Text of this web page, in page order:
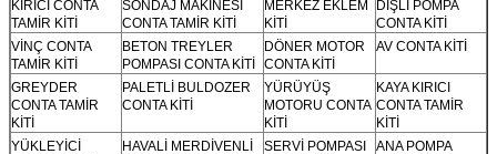
KIRICI CONTA
TAMİR KİTİ
SONDAJ MAKİNESİ
CONTA TAMİR KİTİ
MERKEZ EKLEM
KİTİ
DİŞLİ POMPA
CONTA KİTİ
VİNÇ CONTA
TAMİR KİTİ
BETON TREYLER
POMPASI CONTA KİTİ
DÖNER MOTOR
CONTA KİTİ
AV CONTA KİTİ
GREYDER
CONTA TAMİR
KİTİ
PALETLİ BULDOZER
CONTA KİTİ
YÜRÜYÜŞ
MOTORU CONTA
KİTİ
KAYA KIRICI
CONTA TAMİR
KİTİ
YÜKLEYİCİ
HAVALİ MERDİVENLİ
SERVİ POMPASI
ANA POMPA